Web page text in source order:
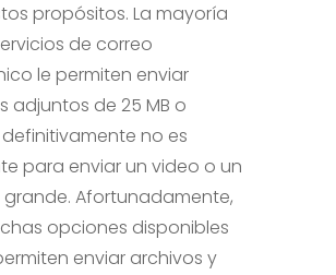
propósitos. La mayoría
de correo
le permiten enviar
adjuntos de 25 MB o
no es
para enviar un video o un
Afortunadamente,
opciones disponibles
enviar archivos y